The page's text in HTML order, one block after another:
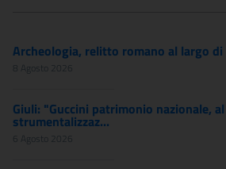
Archeologia, relitto romano al largo di
8 Agosto 2026
Giuli: "Guccini patrimonio nazionale,
strumentalizzaz...
6 Agosto 2026